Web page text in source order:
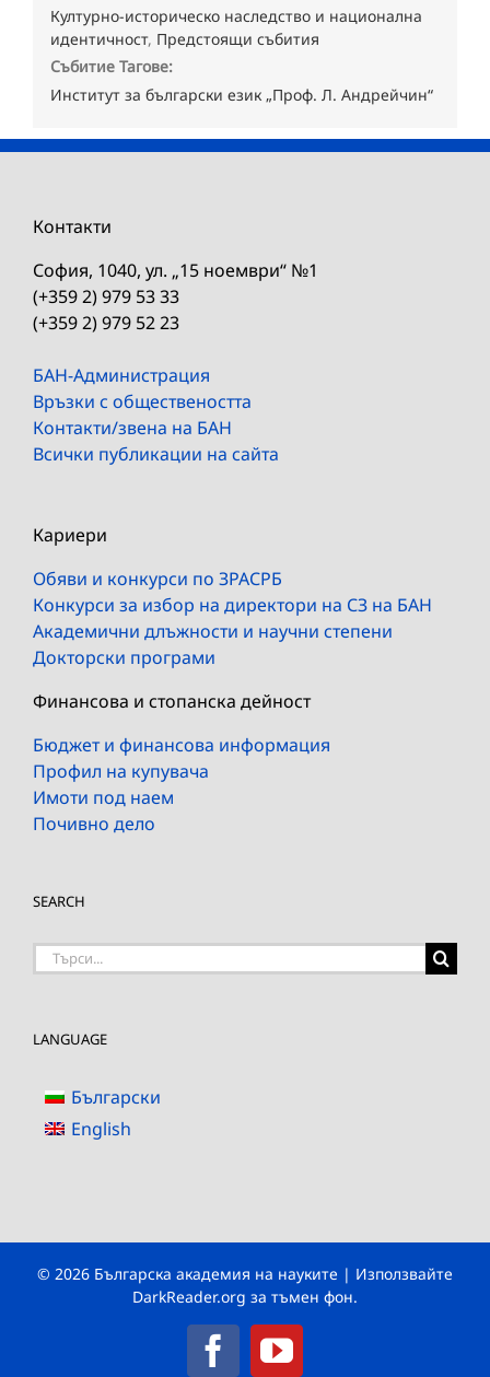
Културно-историческо наследство и национална
идентичност, Предстоящи събития
Събитие Тагове:
Институт за български език „Проф. Л. Андрейчин“
Контакти
София, 1040, ул. „15 ноември“ №1
(+359 2) 979 53 33
(+359 2) 979 52 23
БАН-Администрация
Връзки с обществеността
Контакти/звена на БАН
Всички публикации на сайта
Кариери
Обяви и конкурси по ЗРАСРБ
Конкурси за избор на директори на СЗ на БАН
Академични длъжности и научни степени
Докторски програми
Финансова и стопанска дейност
Бюджет и финансова информация
Профил на купувача
Имоти под наем
Почивно дело
SEARCH
Търсене
LANGUAGE
Български
English
© 2026 Българска академия на науките | Използвайте
DarkReader.org за тъмен фон.
FacebookYouTube